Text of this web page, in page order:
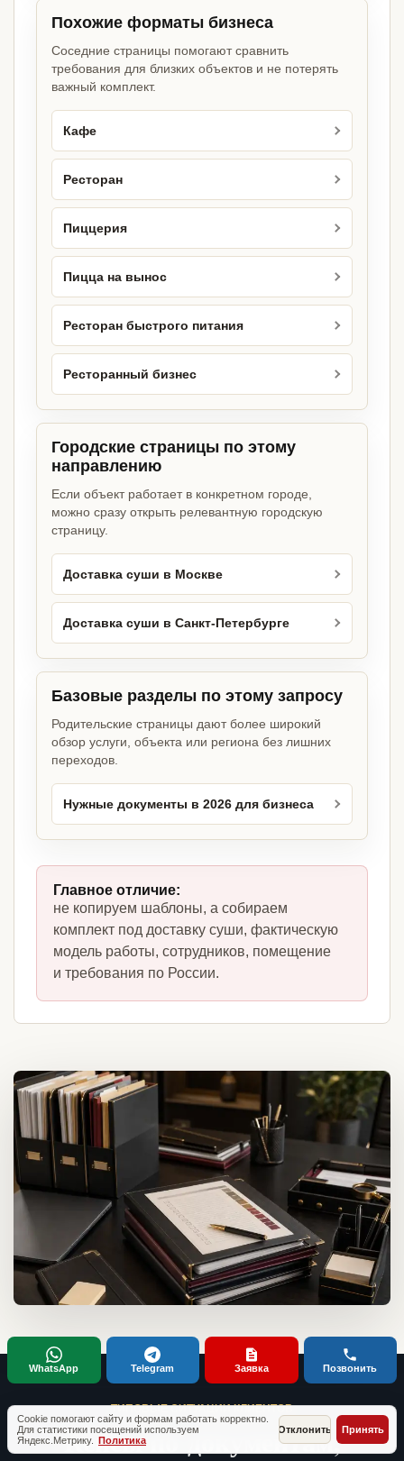
Похожие форматы бизнеса
Соседние страницы помогают сравнить
требования для близких объектов и не потерять
важный комплект.
Кафе
Ресторан
Пиццерия
Пицца на вынос
Ресторан быстрого питания
Ресторанный бизнес
Городские страницы по этому
направлению
Если объект работает в конкретном городе,
можно сразу открыть релевантную городскую
страницу.
Доставка суши в Москве
Доставка суши в Санкт-Петербурге
Базовые разделы по этому запросу
Родительские страницы дают более широкий
обзор услуги, объекта или региона без лишних
переходов.
Нужные документы в 2026 для бизнеса
Главное отличие:
не копируем шаблоны, а собираем
комплект под доставку суши, фактическую
модель работы, сотрудников, помещение
и требования по России.
ТИПОВЫЕ СИТУАЦИИ КЛИЕНТОВ
Кейсы по документам,
Cookie помогают сайту и формам работать корректно.
Для статистики посещений используем
Яндекс.Метрику. Политика
Отклонить Принять
WhatsApp Telegram Заявка Позвонить